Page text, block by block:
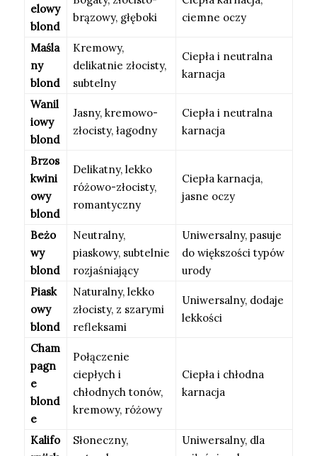
elowy
blond
brązowy, głęboki
ciemne oczy
Maśla
ny
blond
Kremowy,
delikatnie złocisty,
subtelny
Ciepła i neutralna
karnacja
Wanil
iowy
blond
Jasny, kremowo-
złocisty, łagodny
Ciepła i neutralna
karnacja
Brzos
kwini
owy
blond
Delikatny, lekko
różowo-złocisty,
romantyczny
Ciepła karnacja,
jasne oczy
Beżo
wy
blond
Neutralny,
piaskowy, subtelnie
rozjaśniający
Uniwersalny, pasuje
do większości typów
urody
Piask
owy
blond
Naturalny, lekko
złocisty, z szarymi
refleksami
Uniwersalny, dodaje
lekkości
Cham
pagn
e
blond
e
Połączenie
ciepłych i
chłodnych tonów,
kremowy, różowy
Ciepła i chłodna
karnacja
Kalifo
Słoneczny,
Uniwersalny, dla